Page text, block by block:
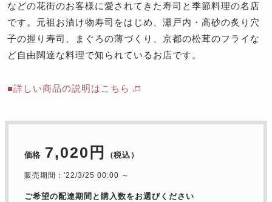
などの花街のお客様に愛されてきた寿司と季節料理の名店
です。元祖お漬け物寿司をはじめ、瀬戸内・高砂の炙り穴
子の握り寿司、まぐろの薄づくり、京都の松茸のフライな
ど自由闊達な料理で知られているお店です。
■詳しい商品の説明はこちら
価格 7,020円 （税込）
販売期間：'22/3/25 00:00 ～
ご希望の配達期間と購入数をお選びください